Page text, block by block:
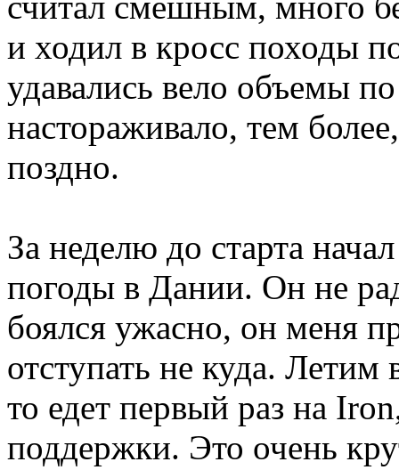
и ходил в кросс походы
удавались вело объемы
настораживало, тем
поздно.
За неделю до старта
погоды в Дании. Он не
боялся ужасно, он меня
отступать не куда.
то едет первый раз на
поддержки. Это очень